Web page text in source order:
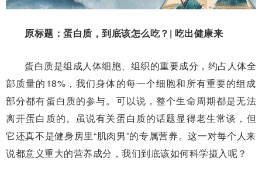
原标题：蛋白质，到底该怎么吃？| 吃出健康来
蛋白质是组成人体细胞、组织的重要成分，约占人体全
部质量的18%，我们身体的每一个细胞和所有重要的组成
部分都有蛋白质的参与。可以说，整个生命周期都是无法
离开蛋白质的。虽说有关蛋白质的话题显得老生常谈，但
它还真不是健身房里“肌肉男”的专属营养。这一对每个人来
说都意义重大的营养成分，我们到底该如何科学摄入呢？